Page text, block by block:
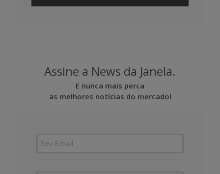
Assine a News da Janela.
E nunca mais perca
as melhores notícias do mercado!